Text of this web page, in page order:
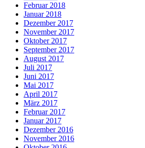
Februar 2018
Januar 2018
Dezember 2017
November 2017
Oktober 2017
September 2017
August 2017
Juli 2017
Juni 2017
Mai 2017
April 2017
März 2017
Februar 2017
Januar 2017
Dezember 2016
November 2016